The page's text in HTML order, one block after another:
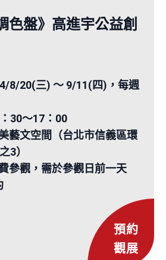
色盤》高進宇公益創
8/20(三) ～ 9/11(四)，每週
30～17：00
藝文空間（台北市信義區環
3）
參觀，需於參觀日前一天
預約
觀展